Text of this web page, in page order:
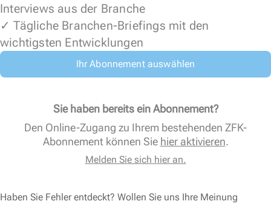
Interviews aus der Branche
✓ Tägliche Branchen-Briefings mit den
wichtigsten Entwicklungen
Ihr Abonnement auswählen
Sie haben bereits ein Abonnement?
Den Online-Zugang zu Ihrem bestehenden ZFK-
Abonnement können Sie hier aktivieren.
Melden Sie sich hier an.
Haben Sie Fehler entdeckt? Wollen Sie uns Ihre Meinung